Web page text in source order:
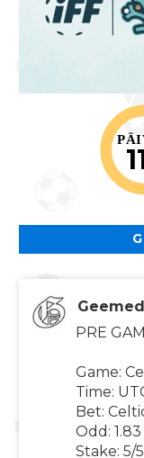
PRE
Game:
Time:
Bet:
Odd: 1.83
Stake: 5/5